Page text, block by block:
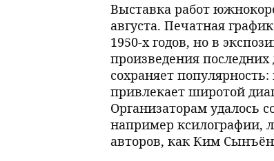
Выставка работ
августа. Печатная
1950-х годов, но в
произведения последних
сохраняет
привлекает широтой
Организаторам удалось
например ксилографии,
авторов, как Ким